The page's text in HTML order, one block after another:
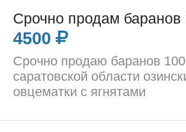
Срочно продам баранов
4500
Срочно продаю баранов
саратовской области
овцематки с ягнятами